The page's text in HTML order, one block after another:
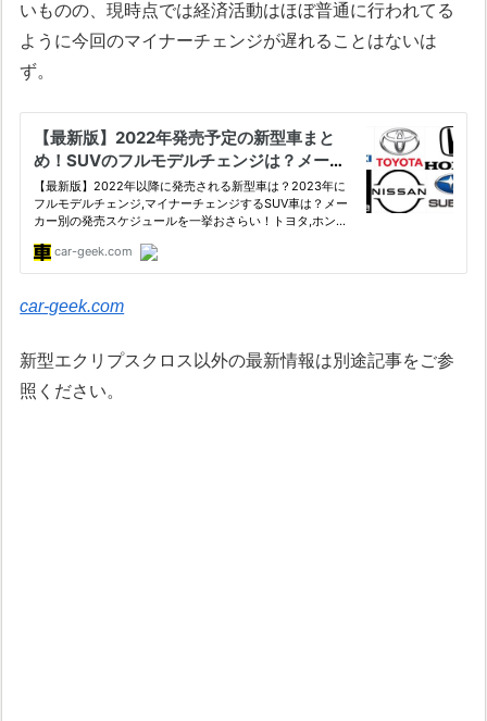
いものの、現時点では経済活動はほぼ普通に行われてる
ように今回のマイナーチェンジが遅れることはないは
ず。
car-geek.com
新型エクリプスクロス以外の最新情報は別途記事をご参
照ください。